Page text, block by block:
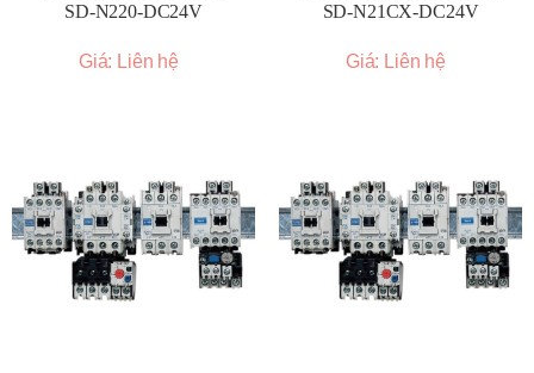
SD-N220-DC24V
Giá: Liên hệ
SD-N21CX-DC24V
Giá: Liên hệ